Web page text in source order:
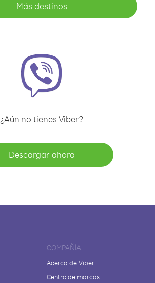
Más destinos
¿Aún no tienes Viber?
Descargar ahora
COMPAÑÍA
Acerca de Viber
Centro de marcas